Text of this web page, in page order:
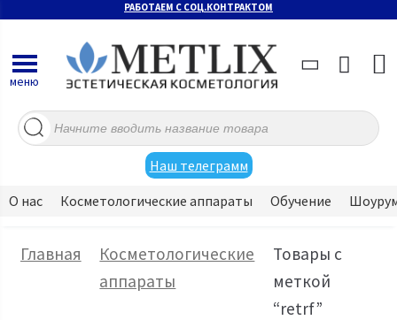
РАБОТАЕМ С СОЦ.КОНТРАКТОМ
Поиск
товаров
Наш телеграмм
меню
О нас Косметологические аппараты Обучение
Главная
Косметологические
аппараты
Товары с
меткой
“retrf”